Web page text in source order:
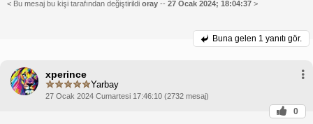
< Bu mesaj bu kişi tarafından değiştirildi oray -- 27 Ocak 2024; 18:04:37 >
Buna gelen 1 yanıtı gör.
xperince
Yarbay
27 Ocak 2024 Cumartesi 17:46:10 (2732 mesaj)
0